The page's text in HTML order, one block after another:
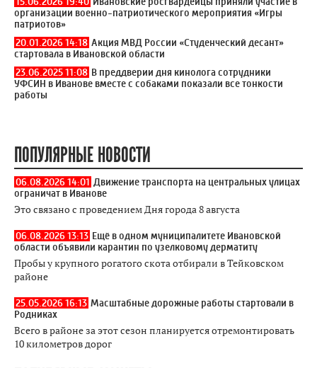
организации военно-патриотического мероприятия «Игры
патриотов»
20.01.2026 14:18 Акция МВД России «Студенческий десант»
стартовала в Ивановской области
23.06.2025 11:08 В преддверии дня кинолога сотрудники
УФСИН в Иванове вместе с собаками показали все тонкости
работы
ПОПУЛЯРНЫЕ НОВОСТИ
06.08.2026 14:01 Движение транспорта на центральных улицах
ограничат в Иванове
Это связано с проведением Дня города 8 августа
06.08.2026 13:13 Ещё в одном муниципалитете Ивановской
области объявили карантин по узелковому дерматиту
Пробы у крупного рогатого скота отбирали в Тейковском
районе
25.05.2026 16:13 Масштабные дорожные работы стартовали в
Родниках
Всего в районе за этот сезон планируется отремонтировать
10 километров дорог